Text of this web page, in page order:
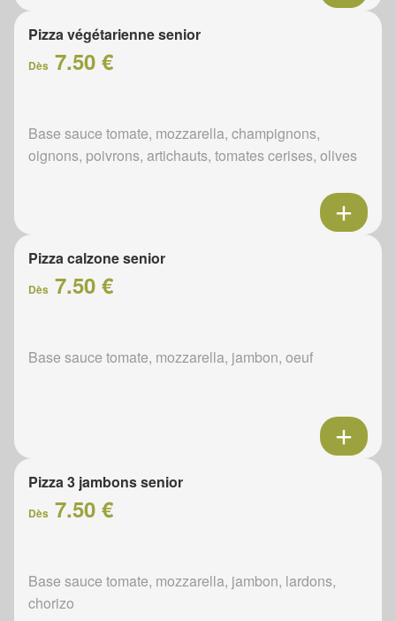
Pizza végétarienne senior
Dès 7.50 €
Base sauce tomate, mozzarella, champignons,
oignons, poivrons, artichauts, tomates cerises, olives
Pizza calzone senior
Dès 7.50 €
Base sauce tomate, mozzarella, jambon, oeuf
Pizza 3 jambons senior
Dès 7.50 €
Base sauce tomate, mozzarella, jambon, lardons,
chorizo